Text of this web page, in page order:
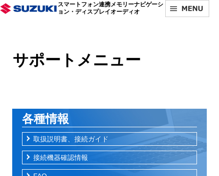
メ
イ
スマートフォン連携メモリーナビゲーシ
ョン・ディスプレイオーディオ
サポートメニュー
各種情報
取扱説明書、接続ガイド
接続機器確認情報